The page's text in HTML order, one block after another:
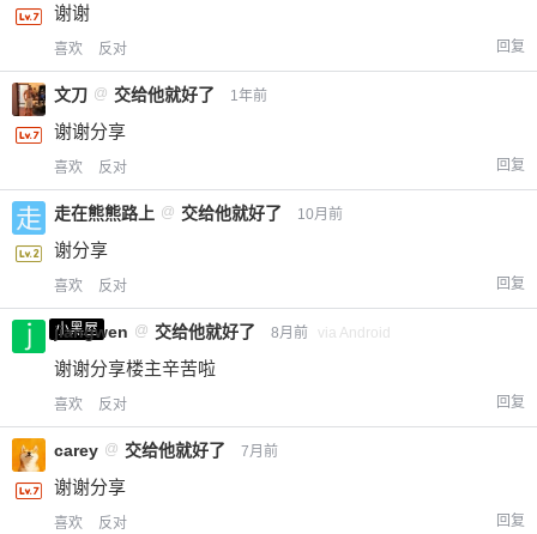
谢谢
喜欢 反对 回复
文刀 @ 交给他就好了 1年前
谢谢分享
喜欢 反对 回复
走在熊熊路上 @ 交给他就好了 10月前
谢分享
喜欢 反对 回复
小黑屋
jiangwen @ 交给他就好了 8月前 via Android
谢谢分享楼主辛苦啦
喜欢 反对 回复
carey @ 交给他就好了 7月前
谢谢分享
喜欢 反对 回复